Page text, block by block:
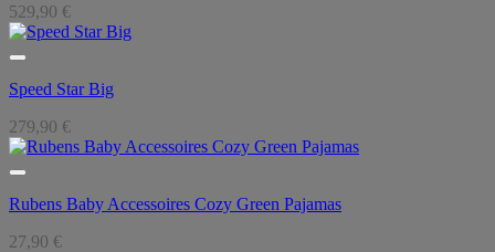
529,90 €
Speed Star Big
279,90 €
Rubens Baby Accessoires Cozy Green Pajamas
27,90 €